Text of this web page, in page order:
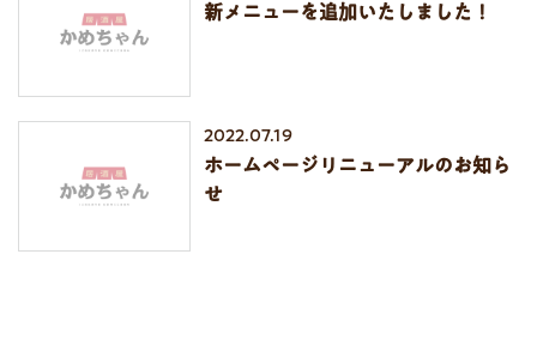
新メニューを追加いたしました！
2022.07.19
ホームページリニューアルのお知ら
せ